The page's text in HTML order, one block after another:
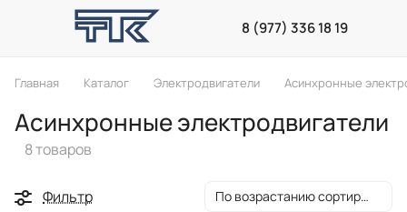
8 (977) 336 18 19
Главная Каталог Электродвигатели Асинхронные
Асинхронные электродвигатели
8 товаров
Фильтр По возрастанию сортировки